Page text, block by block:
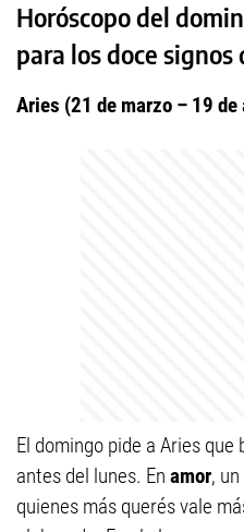
Horóscopo del
para los doce signos
Aries (21 de marzo – 19
El domingo pide a Aries
antes del lunes. En amor,
quienes más querés vale